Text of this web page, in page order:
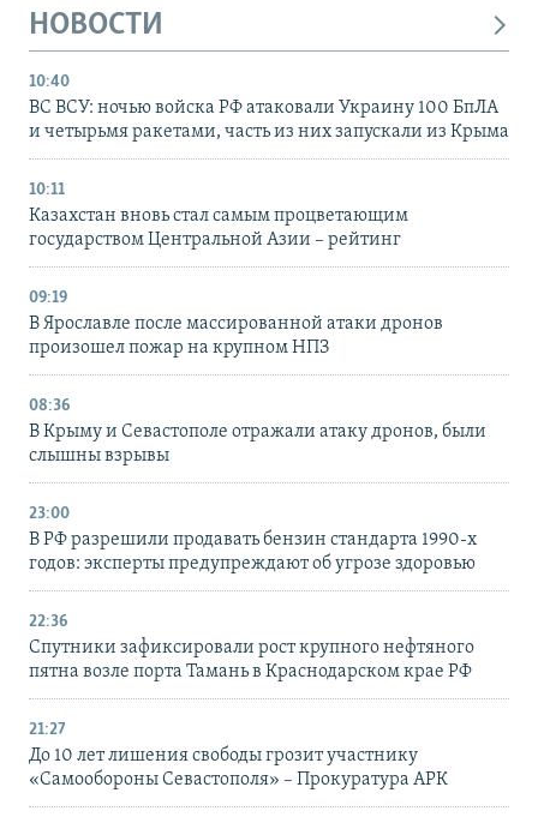
НОВОСТИ
10:40
ВС ВСУ: ночью войска РФ атаковали Украину 100 БпЛА
и четырьмя ракетами, часть из них запускали из Крыма
10:11
Казахстан вновь стал самым процветающим
государством Центральной Азии – рейтинг
09:19
В Ярославле после массированной атаки дронов
произошел пожар на крупном НПЗ
08:36
В Крыму и Севастополе отражали атаку дронов, были
слышны взрывы
23:00
В РФ разрешили продавать бензин стандарта 1990-х
годов: эксперты предупреждают об угрозе здоровью
22:36
Спутники зафиксировали рост крупного нефтяного
пятна возле порта Тамань в Краснодарском крае РФ
21:27
До 10 лет лишения свободы грозит участнику
«Самообороны Севастополя» – Прокуратура АРК